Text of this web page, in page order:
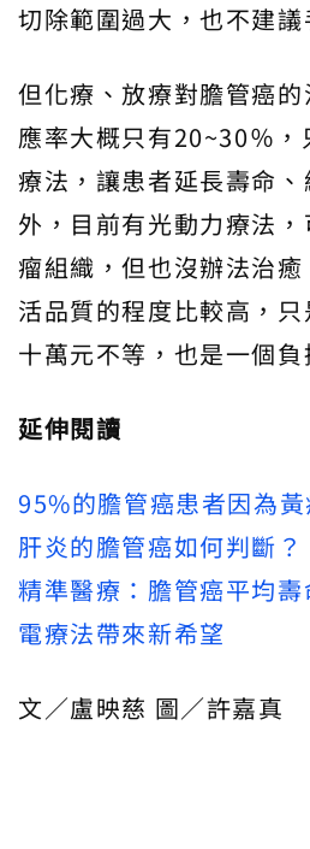
切除範圍過大，也不建議
但化療、放療對膽管癌
應率大概只有20~30％，
療法，讓患者延長壽命
外，目前有光動力療法
瘤組織，但也沒辦法治
活品質的程度比較高，
十萬元不等，也是一個負
延伸閱讀
95%的膽管癌患者因為
肝炎的膽管癌如何判斷？
精準醫療：膽管癌平均
電療法帶來新希望
文／盧映慈 圖／許嘉真